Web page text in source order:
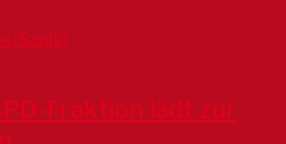
(Saale)
Fraktion lädt zur